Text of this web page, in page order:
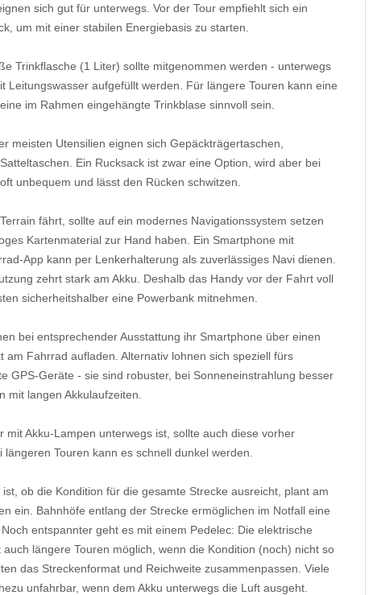
sich gut für unterwegs. Vor der Tour empfiehlt sich ein
um mit einer stabilen Energiebasis zu starten.
Trinkflasche (1 Liter) sollte mitgenommen werden - unterwegs
Leitungswasser aufgefüllt werden. Für längere Touren kann eine
im Rahmen eingehängte Trinkblase sinnvoll sein.
meisten Utensilien eignen sich Gepäckträgertaschen,
Ein Rucksack ist zwar eine Option, wird aber bei
unbequem und lässt den Rücken schwitzen.
fährt, sollte auf ein modernes Navigationssystem setzen
Kartenmaterial zur Hand haben. Ein Smartphone mit
App kann per Lenkerhalterung als zuverlässiges Navi dienen.
zehrt stark am Akku. Deshalb das Handy vor der Fahrt voll
sicherheitshalber eine Powerbank mitnehmen.
bei entsprechender Ausstattung ihr Smartphone über einen
am Fahrrad aufladen. Alternativ lohnen sich speziell fürs
GPS-Geräte - sie sind robuster, bei Sonneneinstrahlung besser
mit langen Akkulaufzeiten.
mit Akku-Lampen unterwegs ist, sollte auch diese vorher
Touren kann es schnell dunkel werden.
ob die Kondition für die gesamte Strecke ausreicht, plant am
ein. Bahnhöfe entlang der Strecke ermöglichen im Notfall eine
entspannter geht es mit einem Pedelec: Die elektrische
längere Touren möglich, wenn die Kondition (noch) nicht so
das Streckenformat und Reichweite zusammenpassen. Viele
unfahrbar, wenn dem Akku unterwegs die Luft ausgeht.